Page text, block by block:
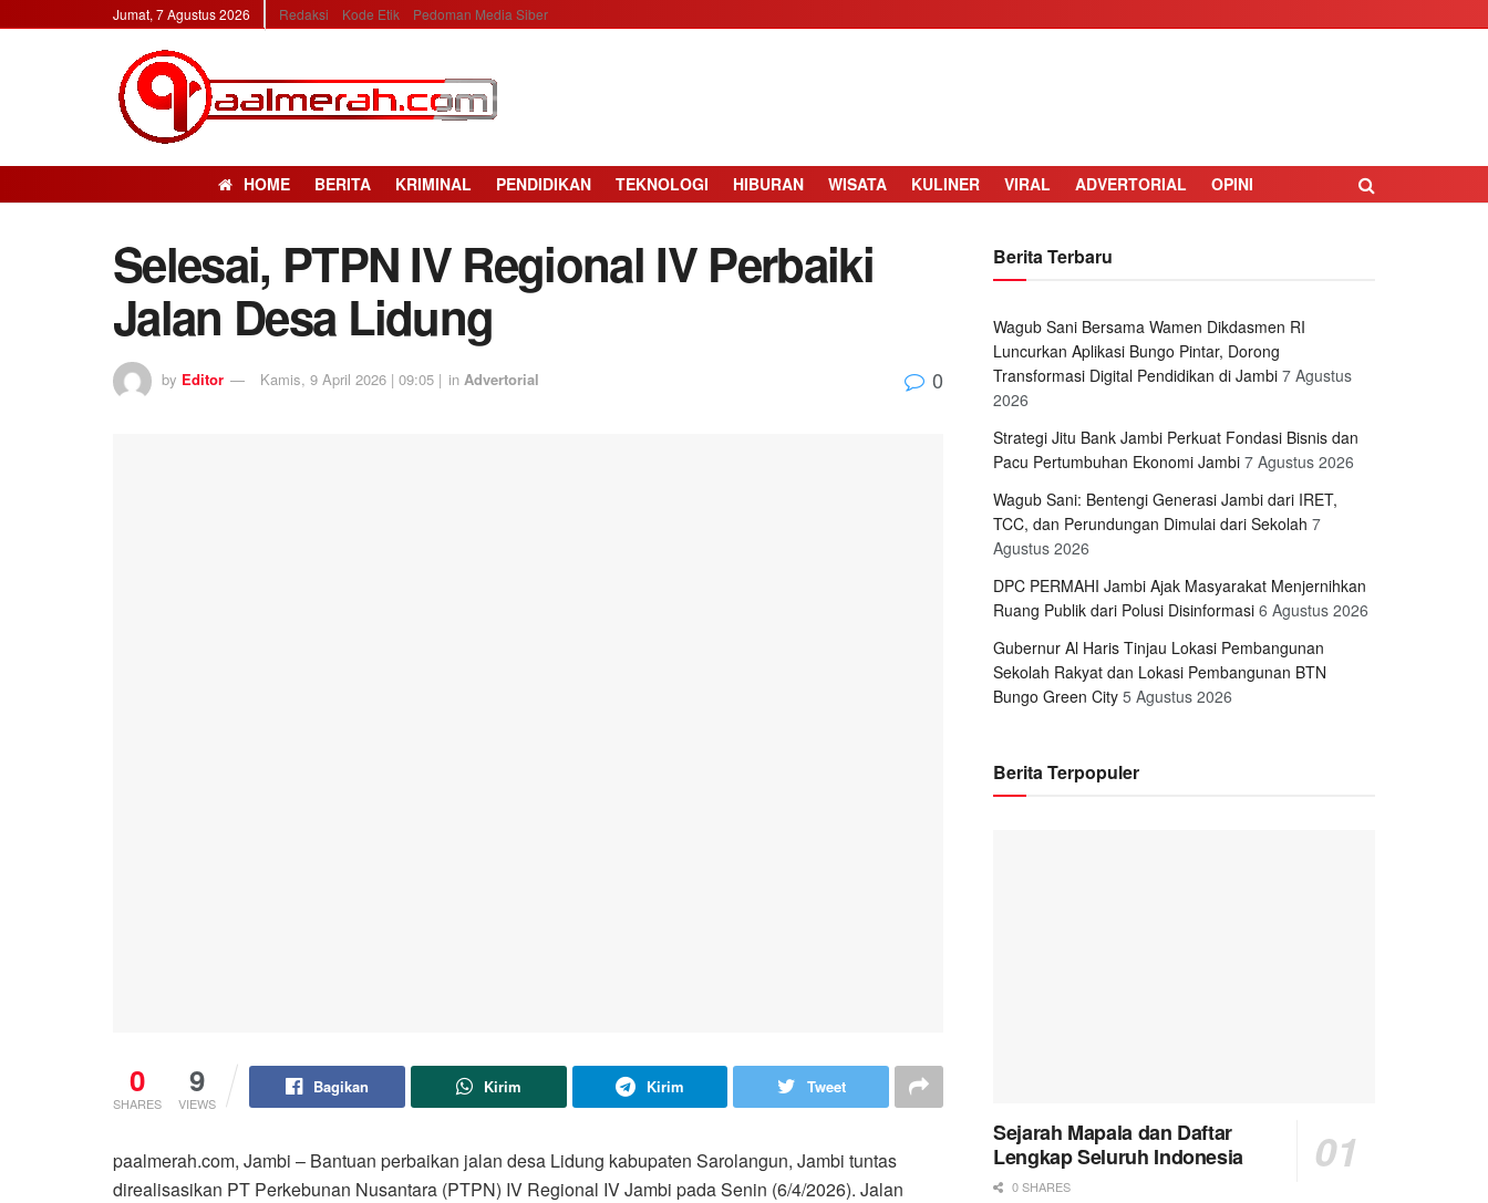
Jumat, 7 Agustus 2026 Redaksi Kode Etik Pedoman Media Siber
HOME BERITA KRIMINAL PENDIDIKAN TEKNOLOGI HIBURAN WISATA KULINER VIRAL ADVERTORIAL OPINI
Selesai, PTPN IV Regional IV Perbaiki
Jalan Desa Lidung
by Editor Kamis, 9 April 2026 | 09:05 | in Advertorial 0
0
SHARES
9
VIEWS
Bagikan Kirim Kirim Tweet
paalmerah.com, Jambi – Bantuan perbaikan jalan desa Lidung kabupaten Sarolangun, Jambi tuntas
direalisasikan PT Perkebunan Nusantara (PTPN) IV Regional IV Jambi pada Senin (6/4/2026). Jalan
Berita Terbaru
Wagub Sani Bersama Wamen Dikdasmen RI
Luncurkan Aplikasi Bungo Pintar, Dorong
Transformasi Digital Pendidikan di Jambi 7 Agustus
2026
Strategi Jitu Bank Jambi Perkuat Fondasi Bisnis dan
Pacu Pertumbuhan Ekonomi Jambi 7 Agustus 2026
Wagub Sani: Bentengi Generasi Jambi dari IRET,
TCC, dan Perundungan Dimulai dari Sekolah 7
Agustus 2026
DPC PERMAHI Jambi Ajak Masyarakat Menjernihkan
Ruang Publik dari Polusi Disinformasi 6 Agustus 2026
Gubernur Al Haris Tinjau Lokasi Pembangunan
Sekolah Rakyat dan Lokasi Pembangunan BTN
Bungo Green City 5 Agustus 2026
Berita Terpopuler
Sejarah Mapala dan Daftar
Lengkap Seluruh Indonesia
0 SHARES